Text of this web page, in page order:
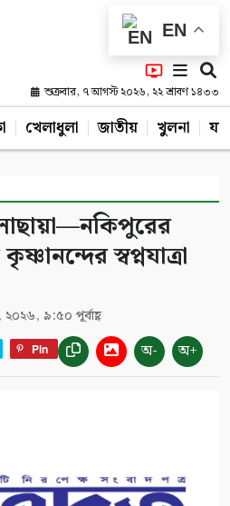
EN
শুক্রবার, ৭ আগস্ট ২০২৬, ২২ শ্রাবণ ১৪৩৩
খেলাধুলা জাতীয় খুলনা
স্বপ্নযাত্রা
৯:৫০ পূর্বাহ্ণ
Pin অ- অ+